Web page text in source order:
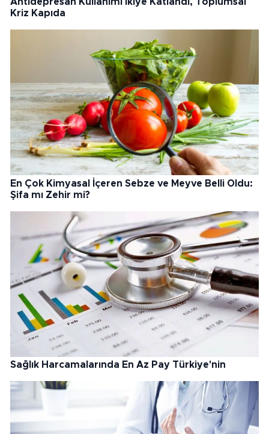
Kriz Kapıda
En Çok Kimyasal İçeren Sebze ve Meyve Belli Oldu:
Şifa mı Zehir mi?
Sağlık Harcamalarında En Az Pay Türkiye'nin